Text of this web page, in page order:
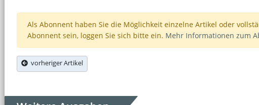
Als Abonnent haben Sie die Möglichkeit einzelne Artikel oder
Abonnent sein, loggen Sie sich bitte ein. Mehr Informationen zum
vorheriger Artikel